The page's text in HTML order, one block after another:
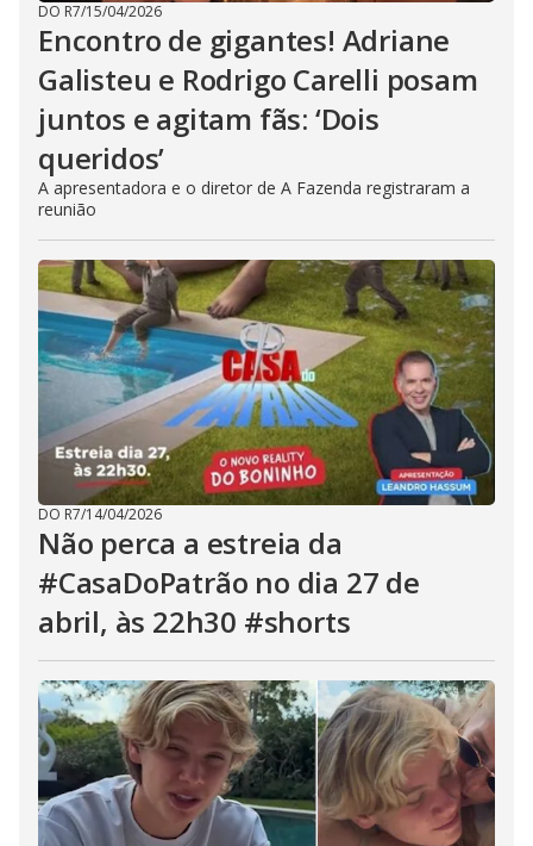
DO R7/15/04/2026
Encontro de gigantes! Adriane
Galisteu e Rodrigo Carelli posam
juntos e agitam fãs: ‘Dois
queridos’
A apresentadora e o diretor de A Fazenda registraram a
reunião
DO R7/14/04/2026
Não perca a estreia da
#CasaDoPatrão no dia 27 de
abril, às 22h30 #shorts